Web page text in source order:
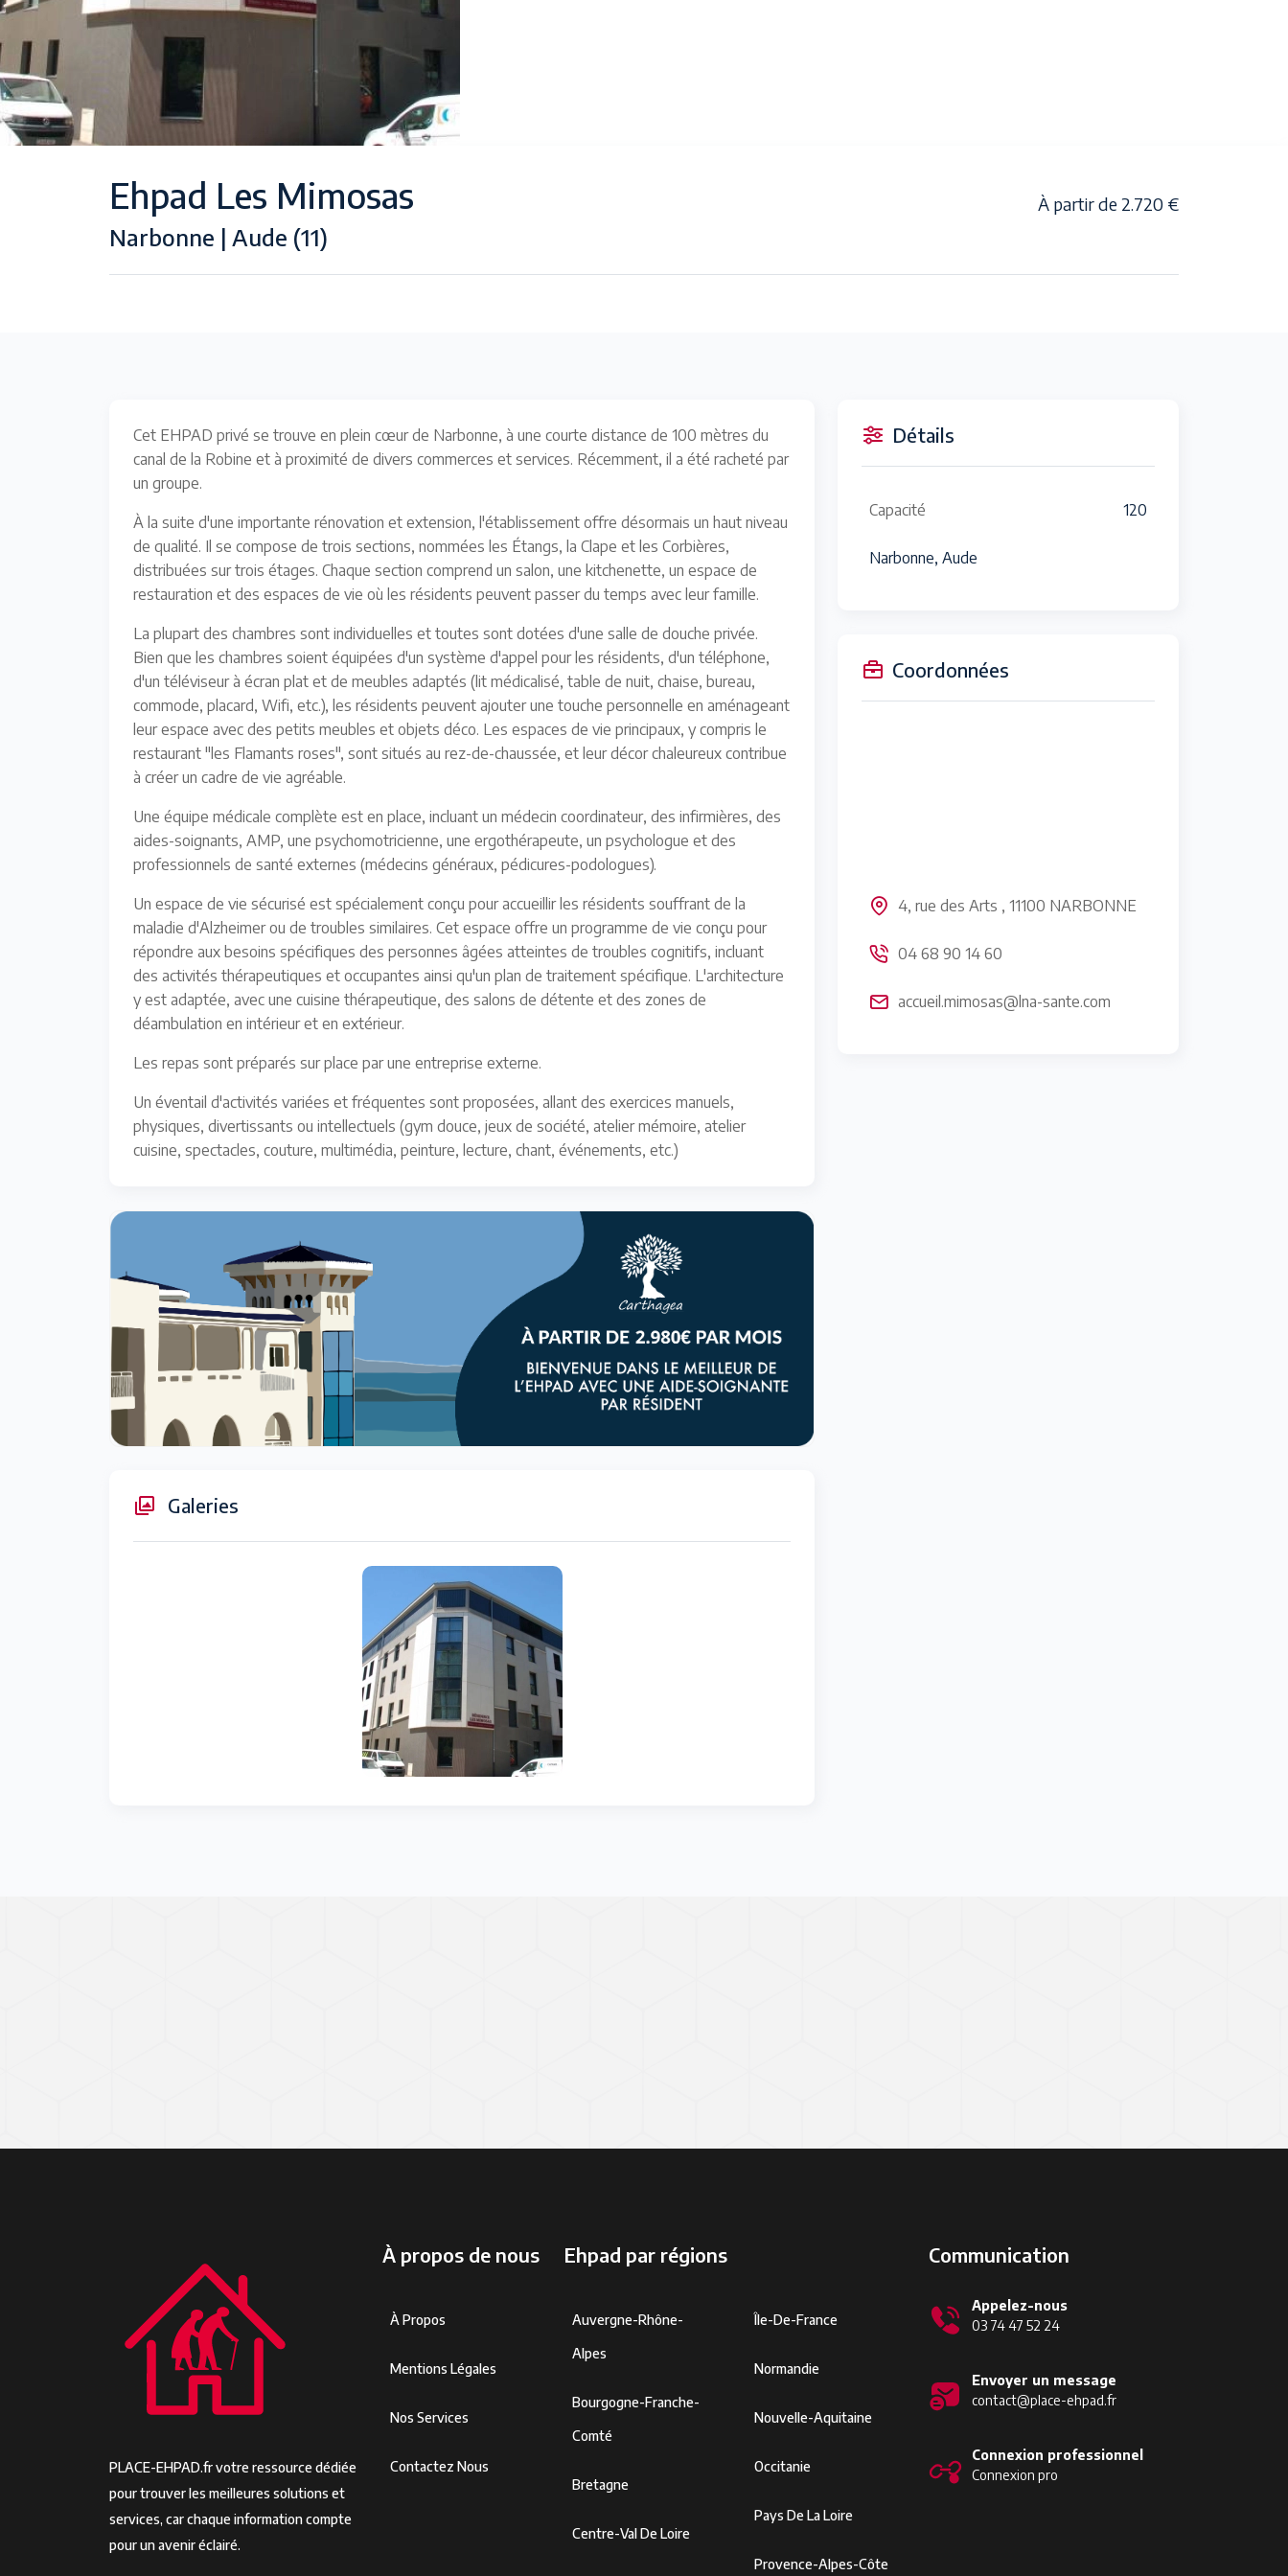
Ehpad Les Mimosas
Narbonne | Aude (11)
À partir de 2.720 €
Cet EHPAD privé se trouve en plein cœur de Narbonne, à une courte distance de 100 mètres du
canal de la Robine et à proximité de divers commerces et services. Récemment, il a été racheté par
un groupe.
À la suite d'une importante rénovation et extension, l'établissement offre désormais un haut niveau
de qualité. Il se compose de trois sections, nommées les Étangs, la Clape et les Corbières,
distribuées sur trois étages. Chaque section comprend un salon, une kitchenette, un espace de
restauration et des espaces de vie où les résidents peuvent passer du temps avec leur famille.
La plupart des chambres sont individuelles et toutes sont dotées d'une salle de douche privée.
Bien que les chambres soient équipées d'un système d'appel pour les résidents, d'un téléphone,
d'un téléviseur à écran plat et de meubles adaptés (lit médicalisé, table de nuit, chaise, bureau,
commode, placard, Wifi, etc.), les résidents peuvent ajouter une touche personnelle en aménageant
leur espace avec des petits meubles et objets déco. Les espaces de vie principaux, y compris le
restaurant "les Flamants roses", sont situés au rez-de-chaussée, et leur décor chaleureux contribue
à créer un cadre de vie agréable.
Une équipe médicale complète est en place, incluant un médecin coordinateur, des infirmières, des
aides-soignants, AMP, une psychomotricienne, une ergothérapeute, un psychologue et des
professionnels de santé externes (médecins généraux, pédicures-podologues).
Un espace de vie sécurisé est spécialement conçu pour accueillir les résidents souffrant de la
maladie d'Alzheimer ou de troubles similaires. Cet espace offre un programme de vie conçu pour
répondre aux besoins spécifiques des personnes âgées atteintes de troubles cognitifs, incluant
des activités thérapeutiques et occupantes ainsi qu'un plan de traitement spécifique. L'architecture
y est adaptée, avec une cuisine thérapeutique, des salons de détente et des zones de
déambulation en intérieur et en extérieur.
Les repas sont préparés sur place par une entreprise externe.
Un éventail d'activités variées et fréquentes sont proposées, allant des exercices manuels,
physiques, divertissants ou intellectuels (gym douce, jeux de société, atelier mémoire, atelier
cuisine, spectacles, couture, multimédia, peinture, lecture, chant, événements, etc.)
Galeries
Détails
Capacité 120
Narbonne, Aude
Coordonnées
4, rue des Arts , 11100 NARBONNE
04 68 90 14 60
accueil.mimosas@lna-sante.com
PLACE-EHPAD.fr votre ressource dédiée
pour trouver les meilleures solutions et
services, car chaque information compte
pour un avenir éclairé.
À propos de nous
À Propos
Mentions Légales
Nos Services
Contactez Nous
Ehpad par régions
Auvergne-Rhône-
Alpes
Bourgogne-Franche-
Comté
Bretagne
Centre-Val De Loire
Île-De-France
Normandie
Nouvelle-Aquitaine
Occitanie
Pays De La Loire
Provence-Alpes-Côte
Communication
Appelez-nous
03 74 47 52 24
Envoyer un message
contact@place-ehpad.fr
Connexion professionnel
Connexion pro